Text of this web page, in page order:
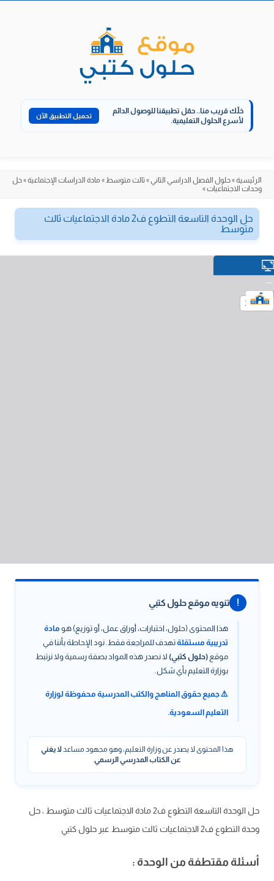
خلّك قريب منا.. حمّل تطبيقنا للوصول الدائم
لأسرع الحلول التعليمية.
تحميل التطبيق الآن
الرئيسية»حلول الفصل الدراسي الثاني» ثالث متوسط» مادة الدراسات الإجتماعية»حل
وحدات الاجتماعيات»
حل الوحدة التاسعة التطوع ف2 مادة الاجتماعيات ثالث
متوسط
! تنويه موقع حلول كتبي
هذا المحتوى (حلول، اختبارات، أوراق عمل، أو توزيع) هو مادة
تدريبية مستقلةتهدف للمراجعة فقط. نود الإحاطة بأننا في
موقع (حلول كتبي) لا نصدر هذه المواد بصفة رسمية ولا نرتبط
بوزارة التعليم بأي شكل.
⚠️ جميع حقوق المناهج والكتب المدرسية محفوظة لوزارة
التعليم السعودية.
هذا المحتوى لا يصدر عن وزارة التعليم، وهو مجهود مساعدلا يغني
عن الكتاب المدرسي الرسمي.
حل الوحدة التاسعة التطوع ف2 مادة الاجتماعيات ثالث متوسط ، حل
وحدة التطوع ف2 الاجتماعيات ثالث متوسط عبر حلول كتبي
أسئلة مقتطفة من الوحدة :